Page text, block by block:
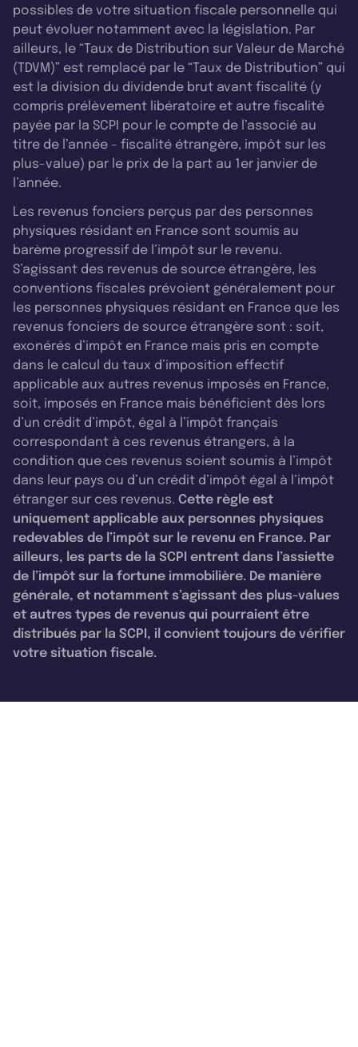
possibles de votre situation fiscale personnelle qui
peut évoluer notamment avec la législation. Par
ailleurs, le “Taux de Distribution sur Valeur de Marché
(TDVM)” est remplacé par le “Taux de Distribution” qui
est la division du dividende brut avant fiscalité (y
compris prélèvement libératoire et autre fiscalité
payée par la SCPI pour le compte de l’associé au
titre de l’année - fiscalité étrangère, impôt sur les
plus-value) par le prix de la part au 1er janvier de
l’année.
Les revenus fonciers perçus par des personnes
physiques résidant en France sont soumis au
barème progressif de l’impôt sur le revenu.
S’agissant des revenus de source étrangère, les
conventions fiscales prévoient généralement pour
les personnes physiques résidant en France que les
revenus fonciers de source étrangère sont : soit,
exonérés d’impôt en France mais pris en compte
dans le calcul du taux d’imposition effectif
applicable aux autres revenus imposés en France,
soit, imposés en France mais bénéficient dès lors
d’un crédit d’impôt, égal à l’impôt français
correspondant à ces revenus étrangers, à la
condition que ces revenus soient soumis à l’impôt
dans leur pays ou d’un crédit d’impôt égal à l’impôt
étranger sur ces revenus. Cette règle est
uniquement applicable aux personnes physiques
redevables de l’impôt sur le revenu en France. Par
ailleurs, les parts de la SCPI entrent dans l’assiette
de l’impôt sur la fortune immobilière. De manière
générale, et notamment s’agissant des plus-values
et autres types de revenus qui pourraient être
distribués par la SCPI, il convient toujours de vérifier
votre situation fiscale.